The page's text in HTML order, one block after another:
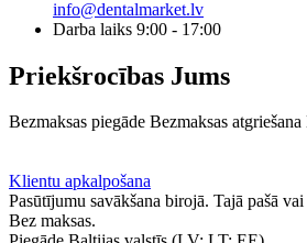
info@dentalmarket.lv
Darba laiks 9:00 - 17:00
Priekšrocības Jums
Bezmaksas piegāde Bezmaksas atgriešana
Klientu apkalpošana
Pasūtījumu savākšana birojā. Tajā pašā
Bez maksas.